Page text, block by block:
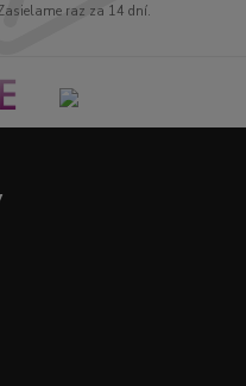
raz za 14 dní.